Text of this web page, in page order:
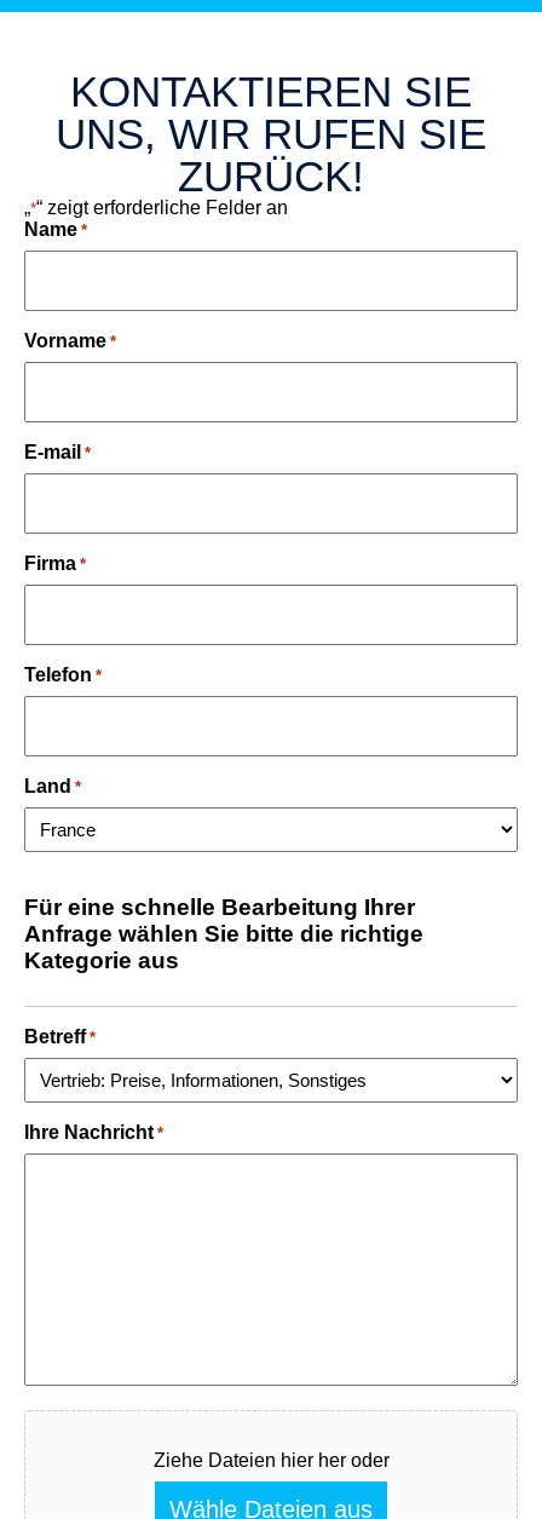
KONTAKTIEREN SIE
UNS, WIR RUFEN SIE
ZURÜCK!
„*“ zeigt erforderliche Felder an
Name *
Vorname *
E-mail *
Firma *
Telefon *
Land *
Für eine schnelle Bearbeitung Ihrer
Anfrage wählen Sie bitte die richtige
Kategorie aus
Betreff *
Ihre Nachricht *
Fichier
Ziehe Dateien hier her oder
Wähle Dateien aus